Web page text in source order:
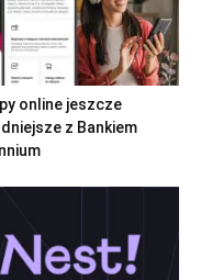
online jeszcze
z Bankiem